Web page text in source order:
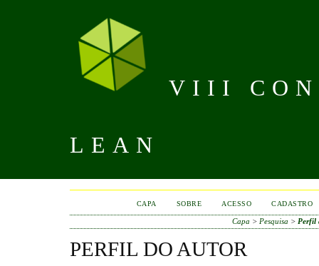
VIII
LEAN
CAPA SOBRE ACESSO CADASTRO
Capa > Pesquisa > Perfil
PERFIL DO AUTOR